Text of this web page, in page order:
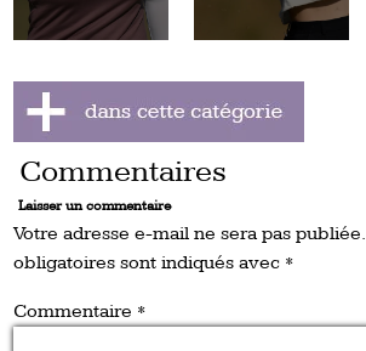
Commentaires
Laisser un commentaire
Votre adresse e-mail ne sera pas publiée.
obligatoires sont indiqués avec *
Commentaire *